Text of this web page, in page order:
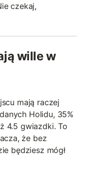
czekaj,
wille w
mają raczej
Holidu, 35%
4.5 gwiazdki. To
że bez
będziesz mógł